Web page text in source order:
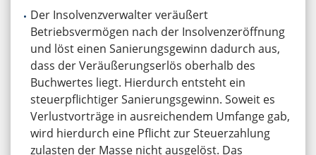
Der Insolvenzverwalter veräußert
Betriebsvermögen nach der Insolvenzeröffnung
und löst einen Sanierungsgewinn dadurch aus,
dass der Veräußerungserlös oberhalb des
Buchwertes liegt. Hierdurch entsteht ein
steuerpflichtiger Sanierungsgewinn. Soweit es
Verlustvorträge in ausreichendem Umfange gab,
wird hierdurch eine Pflicht zur Steuerzahlung
zulasten der Masse nicht ausgelöst. Das